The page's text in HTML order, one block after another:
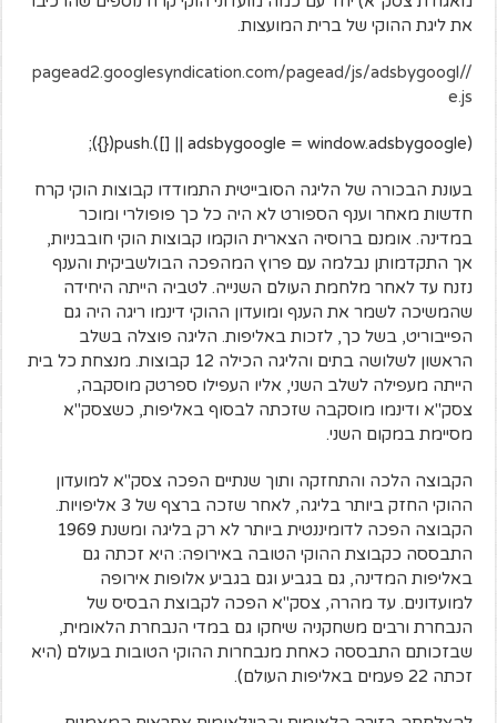
את ליגת ההוקי של ברית המועצות.
//pagead2.googlesyndication.com/pagead/js/adsbygoogl
e.js
(adsbygoogle = window.adsbygoogle || []).push({});
בעונת הבכורה של הליגה הסובייטית התמודדו קבוצות הוקי קרח
חדשות מאחר וענף הספורט לא היה כל כך פופולרי ומוכר
במדינה. אומנם ברוסיה הצארית הוקמו קבוצות הוקי חובבניות,
אך התקדמותן נבלמה עם פרוץ המהפכה הבולשביקית והענף
נזנח עד לאחר מלחמת העולם השנייה. לטביה הייתה היחידה
שהמשיכה לשמר את הענף ומועדון ההוקי דינמו ריגה היה גם
הפייבוריט, בשל כך, לזכות באליפות. הליגה פוצלה בשלב
הראשון לשלושה בתים והליגה הכילה 12 קבוצות. מנצחת כל בית
הייתה מעפילה לשלב השני, אליו העפילו ספרטק מוסקבה,
צסק"א ודינמו מוסקבה שזכתה לבסוף באליפות, כשצסק"א
מסיימת במקום השני.
הקבוצה הלכה והתחזקה ותוך שנתיים הפכה צסק"א למועדון
ההוקי החזק ביותר בליגה, לאחר שזכה ברצף של 3 אליפויות.
הקבוצה הפכה לדומיננטית ביותר לא רק בליגה ומשנת 1969
התבססה כקבוצת ההוקי הטובה באירופה: היא זכתה גם
באליפות המדינה, גם בגביע וגם בגביע אלופות אירופה
למועדונים. עד מהרה, צסק"א הפכה לקבוצת הבסיס של
הנבחרת ורבים משחקניה שיחקו גם במדי הנבחרת הלאומית,
שבזכותם התבססה כאחת מנבחרות ההוקי הטובות בעולם (היא
זכתה 22 פעמים באליפות העולם).